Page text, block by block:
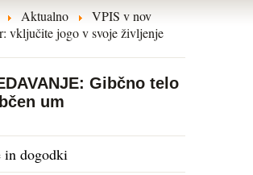
Aktualno
VPIS v nov
vključite jogo v svoje življenje
Gibčno telo
um
in dogodki